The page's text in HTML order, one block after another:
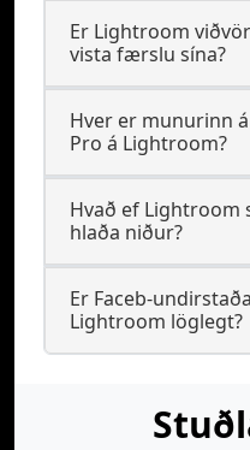
Er Lightroom
vista færslu sína?
Hver er munurinn
Pro á Lightroom?
Hvað ef Lightroom
hlaða niður?
Er Faceb-
Lightroom löglegt?